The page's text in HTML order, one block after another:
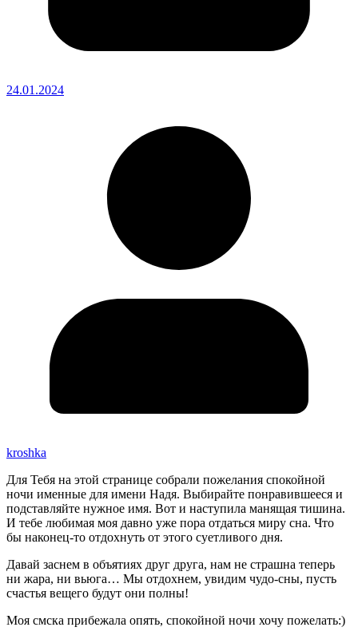
24.01.2024
kroshka
Для Тебя на этой странице собрали пожелания спокойной
ночи именные для имени Надя. Выбирайте понравившееся и
подставляйте нужное имя. Вот и наступила манящая тишина.
И тебе любимая моя давно уже пора отдаться миру сна. Что
бы наконец-то отдохнуть от этого суетливого дня.
Давай заснем в объятиях друг друга, нам не страшна теперь
ни жара, ни вьюга… Мы отдохнем, увидим чудо-сны, пусть
счастья вещего будут они полны!
Моя смска прибежала опять, спокойной ночи хочу пожелать:)